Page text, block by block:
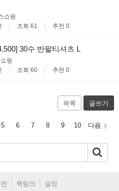
쇼핑
조회 61 추천 0
30수 반팔티셔츠 L
핑
조회 60 추천 0
목록 글쓰기
5 6 7 8 9 10 다음
퀵링크
설정